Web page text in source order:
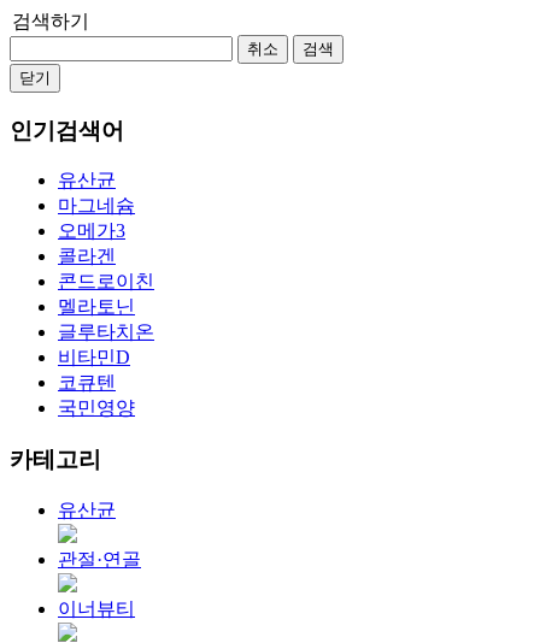
검색하기
취소
검색
닫기
인기검색어
유산균
마그네슘
오메가3
콜라겐
콘드로이친
멜라토닌
글루타치온
비타민D
코큐텐
국민영양
카테고리
유산균
관절·연골
이너뷰티